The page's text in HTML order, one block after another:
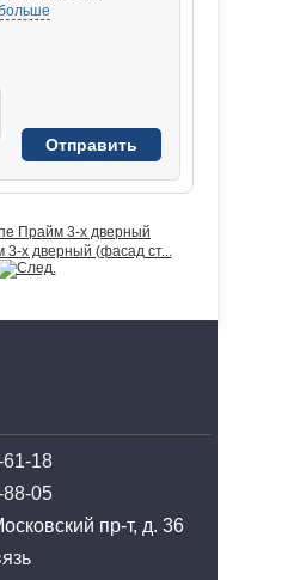
Прайм 3-х дверный
х дверный (фасад ст...
61-18
88-05
пр-т, д. 36